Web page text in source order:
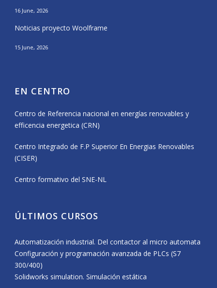
16 June, 2026
Noticias proyecto Woolframe
15 June, 2026
EN CENTRO
Centro de Referencia nacional en energías renovables y
efficencia energetica (CRN)
Centro Integrado de F.P Superior En Energias Renovables
(CISER)
Centro formativo del SNE-NL
ÚLTIMOS CURSOS
Automatización industrial. Del contactor al micro automata
Configuración y programación avanzada de PLCs (S7
300/400)
Solidworks simulation. Simulación estática